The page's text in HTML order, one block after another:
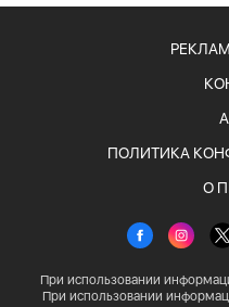
ПОЛИТИКА
О
При использовании
При использовании